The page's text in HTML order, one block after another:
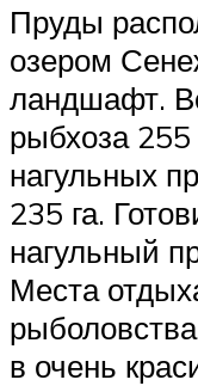
Пруды
озером
ландшафт.
рыбхоза 255
нагульных
235 га.
нагульный
Места
в очень